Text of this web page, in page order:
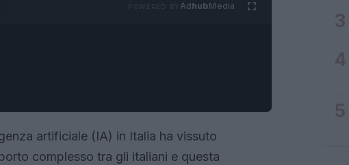
AdhubMedia
artificiale (IA) in Italia ha vissuto
complesso tra gli italiani e questa